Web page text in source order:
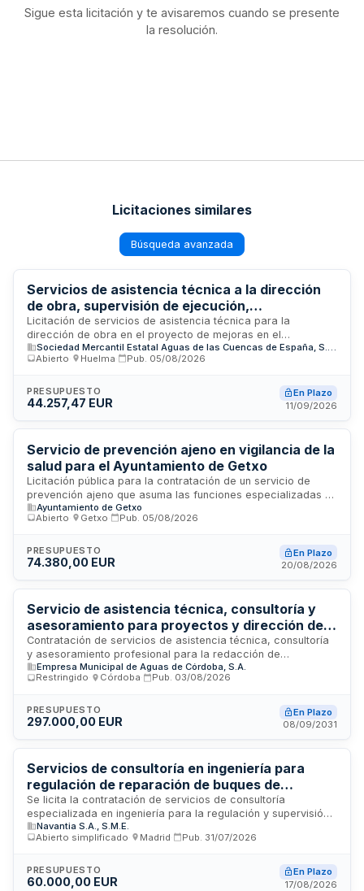
Sigue esta licitación y te avisaremos cuando se presente
la resolución.
Licitaciones similares
Búsqueda avanzada
Servicios de asistencia técnica a la dirección
de obra, supervisión de ejecución,
coordinación de seguridad y salud y control
medioambiental para mejoras en
abastecimiento de agua potable en Huelma
Licitación de servicios de asistencia técnica para la
dirección de obra en el proyecto de mejoras en el
abastecimiento de agua potable del municipio de Huelma,
provincia de Jaén. El contrato comprende la supervisión y
seguridad y salud, y la coordinación y control
medioambiental. El proyecto está cofinanciado por la Unión
FEDER 2021-2027.
Sociedad Mercantil Estatal Aguas de las Cuencas de España, S.A. (ACUAES)
Abierto
Huelma Pub. 05/08/2026
PRESUPUESTO
44.257,47 EUR
En Plazo
11/09/2026
Servicio de prevención ajeno en vigilancia de la
salud para el Ayuntamiento de Getxo
Licitación pública para la contratación de un servicio de
prevención ajeno que asuma las funciones especializadas en
vigilancia de la salud del personal del Ayuntamiento de
Getxo. El servicio incluye la realización de reconocimientos
seguimiento sanitario de los trabajadores municipales,
conforme a la normativa de prevención de riesgos laborales.
profesionales sanitarios cualificados que garanticen el
cumplimiento de las obligaciones legales en materia de salud
Ayuntamiento de Getxo
Abierto
Getxo Pub. 05/08/2026
PRESUPUESTO
74.380,00 EUR
En Plazo
20/08/2026
Servicio de asistencia técnica, consultoría y
asesoramiento para proyectos y dirección de
obras de EMACSA
Contratación de servicios de asistencia técnica, consultoría
y asesoramiento profesional para la redacción de
proyectos, dirección de obras y seguimiento técnico de
servicios por parte de EMACSA. Se establece un sistema
a profesionales y empresas que acrediten solvencia
económica, financiera y técnica mediante experiencia
mediante procedimiento restringido ordinario.
Empresa Municipal de Aguas de Córdoba, S.A.
Restringido
Córdoba Pub. 03/08/2026
PRESUPUESTO
297.000,00 EUR
En Plazo
08/09/2031
Servicios de consultoría en ingeniería para
regulación de reparación de buques de
transporte de gases licuados
Se licita la contratación de servicios de consultoría
especializada en ingeniería para la regulación y supervisión
de procesos de reparación de buques destinados al
transporte de gases licuados de petróleo. El contrato,
asignación de un consultor senior con experiencia
demostrable en operaciones con hidrocarburos, análisis de
Navantia S.A., S.M.E.
Abierto simplificado
Madrid Pub. 31/07/2026
PRESUPUESTO
60.000,00 EUR
En Plazo
17/08/2026